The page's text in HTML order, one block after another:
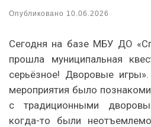
Опубликовано 10.06.2026
Сегодня на базе МБУ ДО
прошла муниципальная
серьёзное! Дворовые
мероприятия было
с традиционными
когда-то были